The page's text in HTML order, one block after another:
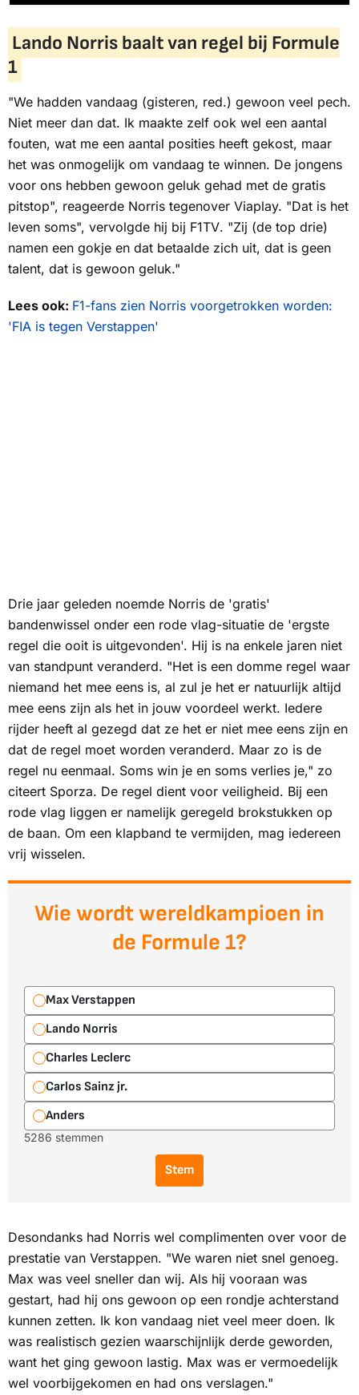
Lando Norris baalt van regel bij Formule
1
"We hadden vandaag (gisteren, red.) gewoon veel pech.
Niet meer dan dat. Ik maakte zelf ook wel een aantal
fouten, wat me een aantal posities heeft gekost, maar
het was onmogelijk om vandaag te winnen. De jongens
voor ons hebben gewoon geluk gehad met de gratis
pitstop", reageerde Norris tegenover Viaplay. "Dat is het
leven soms", vervolgde hij bij F1TV. "Zij (de top drie)
namen een gokje en dat betaalde zich uit, dat is geen
talent, dat is gewoon geluk."
Lees ook: F1-fans zien Norris voorgetrokken worden:
'FIA is tegen Verstappen'
Drie jaar geleden noemde Norris de 'gratis'
bandenwissel onder een rode vlag-situatie de 'ergste
regel die ooit is uitgevonden'. Hij is na enkele jaren niet
van standpunt veranderd. "Het is een domme regel waar
niemand het mee eens is, al zul je het er natuurlijk altijd
mee eens zijn als het in jouw voordeel werkt. Iedere
rijder heeft al gezegd dat ze het er niet mee eens zijn en
dat de regel moet worden veranderd. Maar zo is de
regel nu eenmaal. Soms win je en soms verlies je," zo
citeert Sporza. De regel dient voor veiligheid. Bij een
rode vlag liggen er namelijk geregeld brokstukken op
de baan. Om een klapband te vermijden, mag iedereen
vrij wisselen.
Wie wordt wereldkampioen in
de Formule 1?
Max Verstappen
Lando Norris
Charles Leclerc
Carlos Sainz jr.
Anders
5286 stemmen
Stem
Desondanks had Norris wel complimenten over voor de
prestatie van Verstappen. "We waren niet snel genoeg.
Max was veel sneller dan wij. Als hij vooraan was
gestart, had hij ons gewoon op een rondje achterstand
kunnen zetten. Ik kon vandaag niet veel meer doen. Ik
was realistisch gezien waarschijnlijk derde geworden,
want het ging gewoon lastig. Max was er vermoedelijk
wel voorbijgekomen en had ons verslagen."